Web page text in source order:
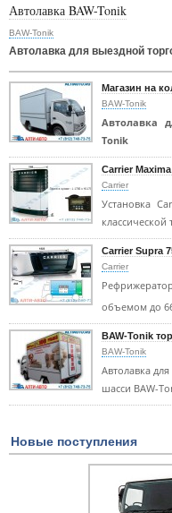
Автолавка BAW-Tonik
BAW-Tonik
Автолавка для выездной
Магазин на
BAW-Tonik
Автолавка
Tonik
Carrier Maxima
Carrier
Установка
Carrier Supra
Carrier
объемом до
BAW-Tonik
BAW-Tonik
Автолавка
шасси BAW-
Новые поступления